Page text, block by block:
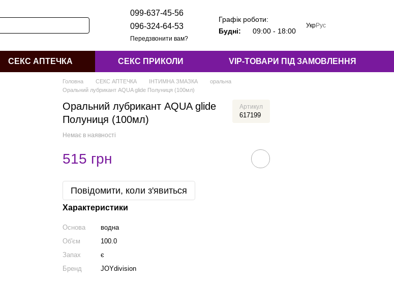
099-637-45-56
096-324-64-53
Передзвонити вам?
Графік роботи:
Будні:
09:00 - 18:00
УкрРус
СЕКС АПТЕЧКА СЕКС ПРИКОЛИ VIP-ТОВАРИ ПІД ЗАМОВЛЕННЯ
Головна СЕКС АПТЕЧКА ІНТИМНА ЗМАЗКА
оральна
Оральний лубрикант AQUA glide Полуниця (100мл)
Оральний лубрикант AQUA glide
Полуниця (100мл)
Артикул
617199
Немає в наявності
515 грн
Повідомити, коли з'явиться
Характеристики
Основа
водна
Об'єм
100.0
Запах
є
Бренд
JOYdivision